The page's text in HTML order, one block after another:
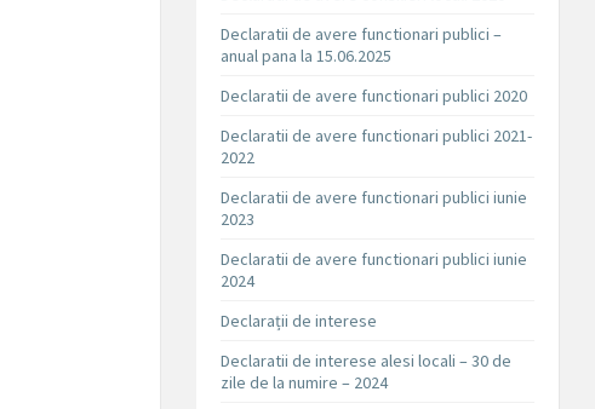
Declaratii de avere functionari publici –
anual pana la 15.06.2025
Declaratii de avere functionari publici 2020
Declaratii de avere functionari publici 2021-
2022
Declaratii de avere functionari publici iunie
2023
Declaratii de avere functionari publici iunie
2024
Declarații de interese
Declaratii de interese alesi locali – 30 de
zile de la numire – 2024